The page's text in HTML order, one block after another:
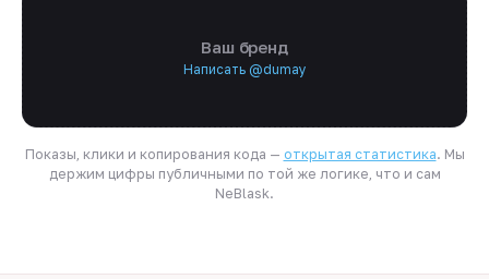
Ваш бренд
Написать @dumay
Показы, клики и копирования кода — открытая статистика. Мы
держим цифры публичными по той же логике, что и сам
NeBlask.